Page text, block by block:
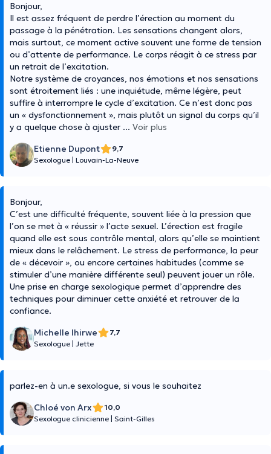
Bonjour,
Il est assez fréquent de perdre l’érection au moment du
passage à la pénétration. Les sensations changent alors,
mais surtout, ce moment active souvent une forme de tension
ou d’attente de performance. Le corps réagit à ce stress par
un retrait de l’excitation.
Notre système de croyances, nos émotions et nos sensations
sont étroitement liés : une inquiétude, même légère, peut
suffire à interrompre le cycle d’excitation. Ce n’est donc pas
un « dysfonctionnement », mais plutôt un signal du corps qu’il
y a quelque chose à ajuster ... Voir plus
Etienne Dupont
9,7
Sexologue Louvain-La-Neuve
Bonjour,
C’est une difficulté fréquente, souvent liée à la pression que
l’on se met à « réussir » l’acte sexuel. L’érection est fragile
quand elle est sous contrôle mental, alors qu’elle se maintient
mieux dans le relâchement. Le stress de performance, la peur
de « décevoir », ou encore certaines habitudes (comme se
stimuler d’une manière différente seul) peuvent jouer un rôle.
Une prise en charge sexologique permet d’apprendre des
techniques pour diminuer cette anxiété et retrouver de la
confiance.
Michelle Ihirwe
7,7
Sexologue Jette
parlez-en à un.e sexologue, si vous le souhaitez
Chloé von Arx
10,0
Sexologue clinicienne
Saint-Gilles